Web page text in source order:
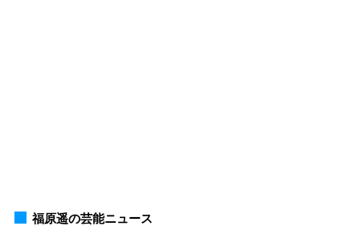
福原遥の芸能ニュース